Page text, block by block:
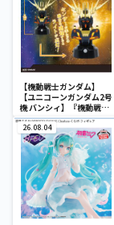
【機動戦士ガンダム】
【ユニコーンガンダム2号
機 バンシィ】『機動戦士
ガンダムUC』 胸像センサ
ーライト-ユニコーンガン
ダム2号機 バンシィ（デ
ストロイモード）-
26.08.04